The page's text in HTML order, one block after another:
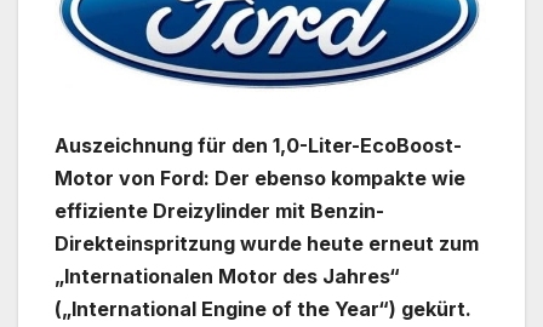
Auszeichnung für den 1,0-Liter-EcoBoost-
Motor von Ford: Der ebenso kompakte wie
effiziente Dreizylinder mit Benzin-
Direkteinspritzung wurde heute erneut zum
„Internationalen Motor des Jahres“
(„International Engine of the Year“) gekürt.